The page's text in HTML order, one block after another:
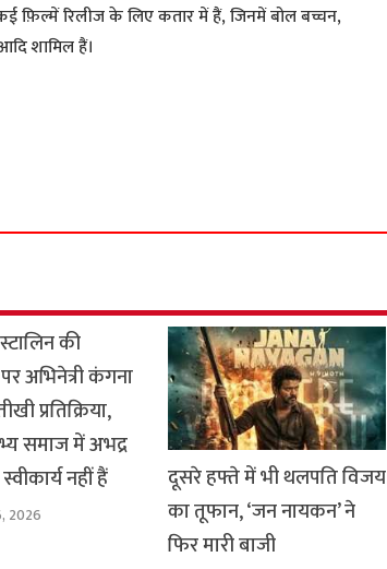
फ़िल्में रिलीज के लिए कतार में हैं, जिनमें बोल बच्चन,
शामिल हैं।
की
अभिनेत्री कंगना
प्रतिक्रिया,
समाज में अभद्र
नहीं हैं
2026
दूसरे हफ्ते में भी थलपति विजय
का तूफान, ‘जन नायकन’ ने
फिर मारी बाजी